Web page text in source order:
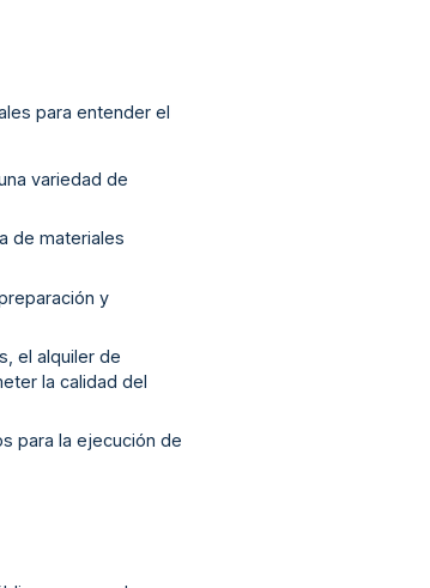
para entender el
variedad de
de materiales
y
el alquiler de
la calidad del
para la ejecución de